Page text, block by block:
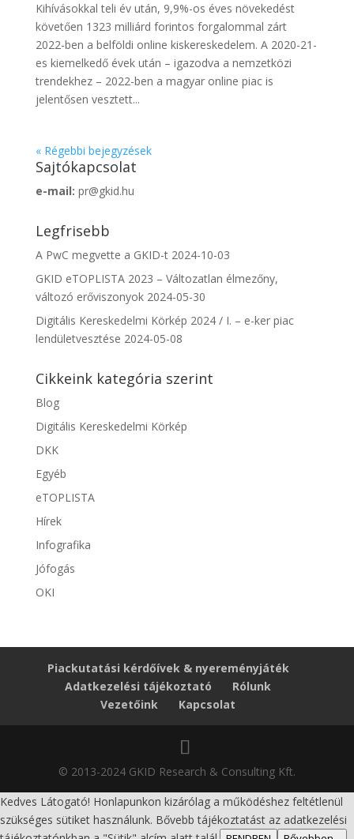
Kihívásokkal teli év után, 9,9%-os éves növekedést
követően 1323 milliárd forintos forgalommal zárt
2022-ben a belföldi online kiskereskedelem. A 2020-21-
es kiemelkedő évek után – igazodva a nemzetközi
trendekhez – 2022-ben a magyar online piac is
jelentősen vesztett...
« Régebbi bejegyzések
Sajtókapcsolat
e-mail: pr@gkid.hu
Legfrisebb
A PwC megvette a GKID-t 2024-10-03
GKID eTOPLISTA 2023 – Változatlan élmezőny,
változó erőviszonyok 2024-05-30
Digitális Kereskedelmi Körkép 2024 / I. – e-ker piac
lendületvesztése 2024-05-08
Cikkeink kategória szerint
Blog
Digitális Kereskedelmi Körkép
DKK
Egyéb
eTOPLISTA
Hírek
Infografika
Jófogás
OKI
Piackutatási kérdőívek & nyereményjáték
Adatkezelési tájékoztató
Rólunk
Vezetőink
Kapcsolat
© 2013-2024 GKID Research & Consulting Kft.
Kedves Látogató! Honlapunkon kizárólag a működéshez feltétlenül
szükséges sütiket használunk. Bővebb tájékoztatást az adatkezelési